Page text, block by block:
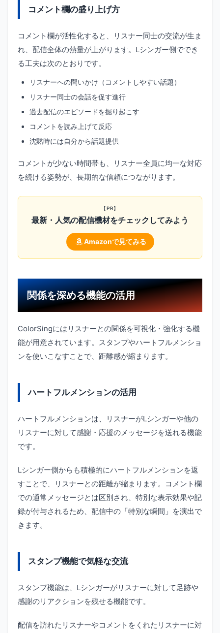
コメント欄の盛り上げ方
コメント欄が活性化すると、リスナー同士の交流が生ま
れ、配信全体の熱量が上がります。Lシンガー側ででき
る工夫は次のとおりです。
リスナーへの問いかけ（コメントしやすい話題）
リスナー同士の会話を促す進行
過去配信のエピソードを掘り起こす
コメントを読み上げて反応
沈黙時には自分から話題提供
コメントが少ない時間帯も、リスナー全員に均一な対応
を続ける姿勢が、長期的な信頼につながります。
【PR】
最新・人気の配信機材をチェックしてみよう
Amazonで見てみる
関係を深める機能の活用
ColorSingにはリスナーとの関係を可視化・強化する機
能が用意されています。スタンプやハートフルメンショ
ンを使いこなすことで、距離感が縮まります。
ハートフルメンションの活用
ハートフルメンションは、リスナーがLシンガーや他の
リスナーに対して感謝・応援のメッセージを送れる機能
です。
Lシンガー側からも積極的にハートフルメンションを返
すことで、リスナーとの距離が縮まります。コメント欄
での通常メッセージとは区別され、特別な表示効果や記
録が付与されるため、配信中の「特別な瞬間」を演出で
きます。
スタンプ機能で気軽な交流
スタンプ機能は、Lシンガーがリスナーに対して足跡や
感謝のリアクションを残せる機能です。
配信を訪れたリスナーやコメントをくれたリスナーに対